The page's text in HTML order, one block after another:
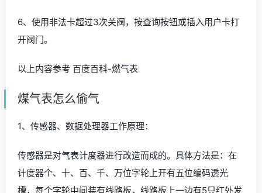
6、使用非法卡超过3次关阀，按查询按钮或插入用户卡打
开阀门。
以上内容参考 百度百科-燃气表
煤气表怎么偷气
1、传感器、数据处理器工作原理：
传感器是对气表计度器进行改造而成的。具体方法是：在
计度器个、十、百、千、万位字轮上开有五位编码透光
槽，每个字轮中间装有线路板，线路板上一边有5只红外发